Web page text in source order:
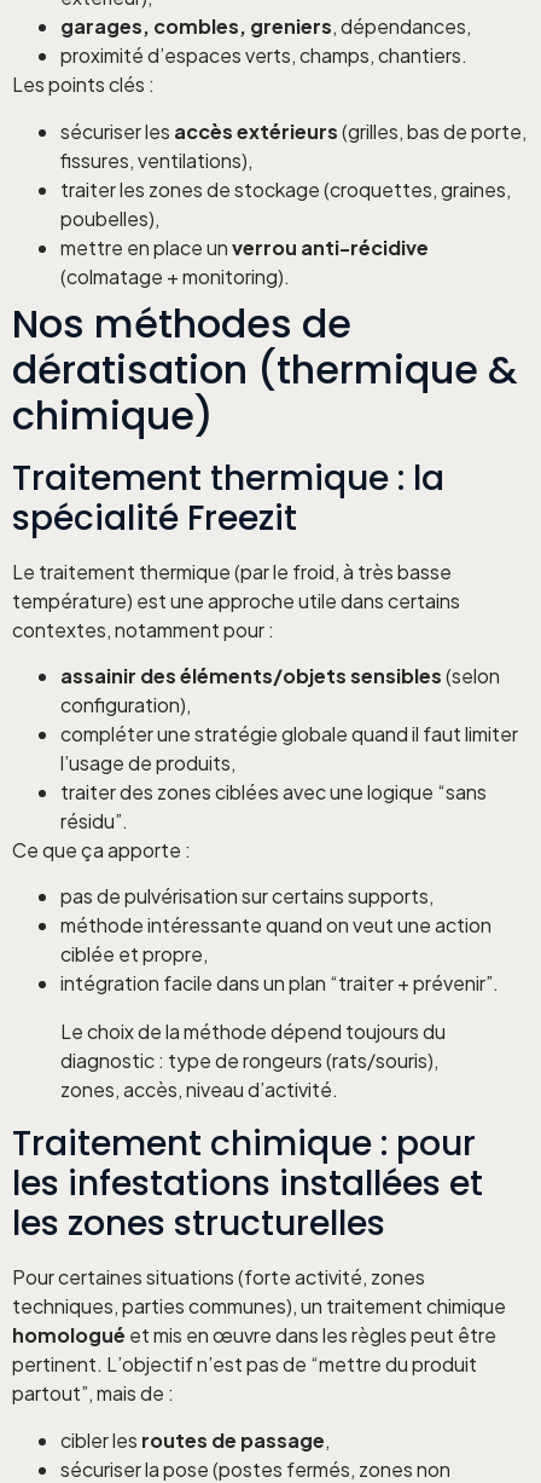
garages, combles, greniers, dépendances,
proximité d’espaces verts, champs, chantiers.
Les points clés :
sécuriser les accès extérieurs(grilles, bas de porte,
fissures, ventilations),
traiter les zones de stockage (croquettes, graines,
poubelles),
mettre en place unverrou anti-récidive
(colmatage + monitoring).
Nos méthodes de
dératisation (thermique &
chimique)
Traitement thermique : la
spécialité Freezit
Le traitement thermique (par le froid, à très basse
température) est une approche utile dans certains
contextes, notamment pour :
assainir des éléments/objets sensibles(selon
configuration),
compléter une stratégie globale quand il faut limiter
l’usage de produits,
traiter des zones ciblées avec une logique “sans
résidu”.
Ce que ça apporte :
pas de pulvérisation sur certains supports,
méthode intéressante quand on veut une action
ciblée et propre,
intégration facile dans un plan “traiter + prévenir”.
Le choix de la méthode dépend toujours du
diagnostic : type de rongeurs (rats/souris),
zones, accès, niveau d’activité.
Traitement chimique : pour
les infestations installées et
les zones structurelles
Pour certaines situations (forte activité, zones
techniques, parties communes), un traitement chimique
homologué et mis en œuvre dans les règles peut être
pertinent. L’objectif n’est pas de “mettre du produit
partout”, mais de :
cibler les routes de passage,
sécuriser la pose (postes fermés, zones non